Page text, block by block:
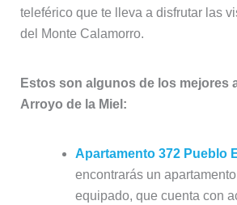
teleférico que te lleva a disfrutar las
del Monte Calamorro.
Estos son algunos de los mejores
Arroyo de la Miel:
Apartamento 372 Pueblo
encontrarás un
equipado, que cuenta con